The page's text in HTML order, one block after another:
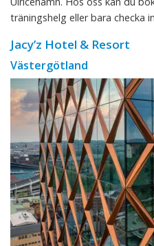
träningshelg eller bara checka
Jacy’z Hotel & Resort
Västergötland